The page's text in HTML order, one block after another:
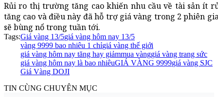
Rủi ro thị trường tăng cao khiến nhu cầu về tài sản ít
tăng cao và điều này đã hỗ trợ giá vàng trong 2 phiên
sẽ bùng nổ trong tuần tới.
Tags:Giá vàng 13/5giá vàng hôm nay 13/5
vàng 9999 bao nhiêu 1 chỉgiá vàng thế giới
giá vàng hôm nay tăng hay giảmmua vànggiá vàng trang sức
giá vàng hôm nay là bao nhiêuGIÁ VÀNG 9999giá vàng SJC
Giá Vàng DOJI
TIN CÙNG CHUYÊN MỤC